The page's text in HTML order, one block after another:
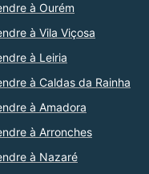
à Ourém
à Vila Viçosa
à Leiria
à Caldas da Rainha
à Amadora
à Arronches
à Nazaré